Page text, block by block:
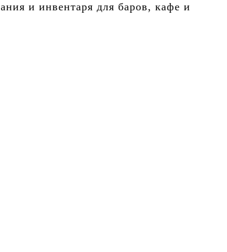
и инвентаря для баров, кафе и